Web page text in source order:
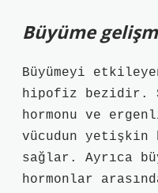
Büyüme
Büyümeyi
hipofiz bezidir.
hormonu ve
vücudun yetişkin
sağlar. Ayrıca
hormonlar